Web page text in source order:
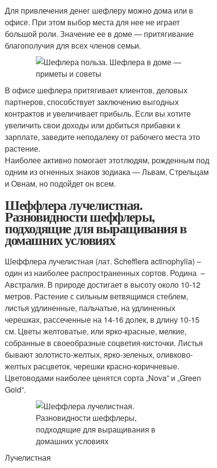
Для привлечения денег шефлеру можно дома или в
офисе. При этом выбор места для нее не играет
большой роли. Значение ее в доме — притягивание
благополучия для всех членов семьи.
В офисе шефлера притягивает клиентов, деловых
партнеров, способствует заключению выгодных
контрактов и увеличивает прибыль. Если вы хотите
увеличить свои доходы или добиться прибавки к
зарплате, заведите неподалеку от рабочего места это
растение.
Наиболее активно помогает этотлюдям, рожденным под
одним из огненных знаков зодиака — Львам, Стрельцам
и Овнам, но подойдет он всем.
Шеффлера лучелистная.
Разновидности шеффлеры,
подходящие для выращивания в
домашних условиях
Шеффлера лучелистная (лат. Schefflera actinophylla) –
один из наиболее распространенных сортов. Родина –
Австралия. В природе достигает в высоту около 10-12
метров. Растение с сильным ветвящимся стеблем,
листья удлиненные, пальчатые, на удлиненных
черешках, рассеченные на 14-16 долек, в длину 10-15
см. Цветы желтоватые, или ярко-красные, мелкие,
собранные в своеобразные соцветия-кисточки. Листья
бывают золотисто-желтых, ярко-зеленых, оливково-
желтых расцветок, черешки красно-коричневые.
Цветоводами наиболее ценятся сорта „Nova” и „Green
Gold”.
Лучелистная